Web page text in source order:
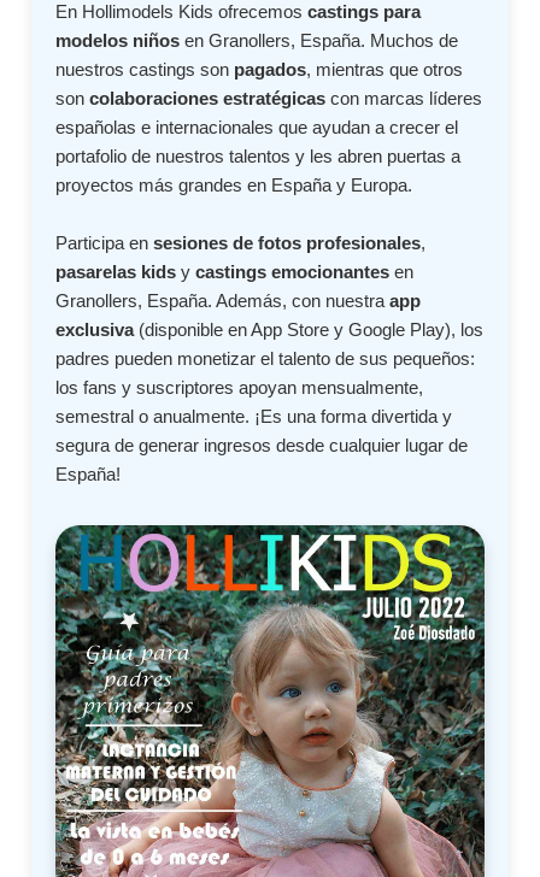
En Hollimodels Kids ofrecemoscastings para
modelos niños en Granollers, España. Muchos de
nuestros castings son pagados, mientras que otros
soncolaboraciones estratégicas con marcas líderes
españolas e internacionales que ayudan a crecer el
portafolio de nuestros talentos y les abren puertas a
proyectos más grandes en España y Europa.
Participa ensesiones de fotos profesionales,
pasarelas kids ycastings emocionantes en
Granollers, España. Además, con nuestraapp
exclusiva(disponible en App Store y Google Play), los
padres pueden monetizar el talento de sus pequeños:
los fans y suscriptores apoyan mensualmente,
semestral o anualmente. ¡Es una forma divertida y
segura de generar ingresos desde cualquier lugar de
España!